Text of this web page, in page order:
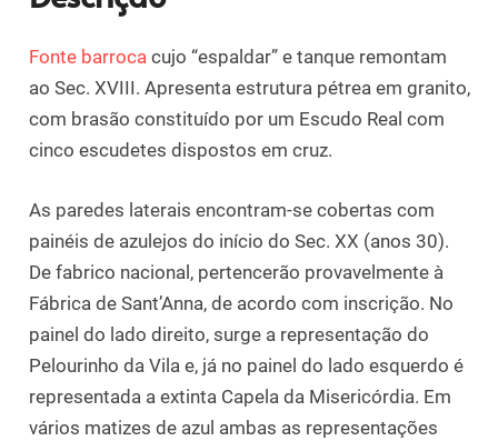
Fonte barrocacujo “espaldar” e tanque remontam
ao Sec. XVIII. Apresenta estrutura pétrea em granito,
com brasão constituído por um Escudo Real com
cinco escudetes dispostos em cruz.
As paredes laterais encontram-se cobertas com
painéis de azulejos do início do Sec. XX (anos 30).
De fabrico nacional, pertencerão provavelmente à
Fábrica de Sant’Anna, de acordo com inscrição. No
painel do lado direito, surge a representação do
Pelourinho da Vila e, já no painel do lado esquerdo é
representada a extinta Capela da Misericórdia. Em
vários matizes de azul ambas as representações